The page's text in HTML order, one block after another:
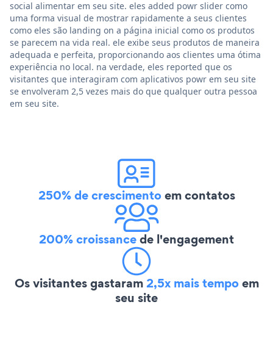
social alimentar em seu site. eles added powr slider como
uma forma visual de mostrar rapidamente a seus clientes
como eles são landing on a página inicial como os produtos
se parecem na vida real. ele exibe seus produtos de maneira
adequada e perfeita, proporcionando aos clientes uma ótima
experiência no local. na verdade, eles reported que os
visitantes que interagiram com aplicativos powr em seu site
se envolveram 2,5 vezes mais do que qualquer outra pessoa
em seu site.
250% de crescimentoem contatos
200% croissancede l'engagement
Os visitantes gastaram2,5x mais tempoem
seu site